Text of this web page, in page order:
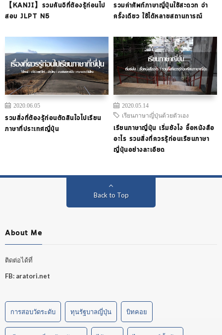
【KANJI】รวมคันจิที่ต้องรู้ก่อนไป
สอบ JLPT N5
รวมคำศัพท์ภาษาญี่ปุ่นใช้สะดวก จำ
ครั้งเดียว ใช้ได้หลายสถานการณ์
2020.06.05
รวมสิ่งที่ต้องรู้ก่อนตัดสินใจไปเรียน
ภาษาที่ประเทศญี่ปุ่น
2020.05.14
เรียนภาษาญี่ปุ่นด้วยตัวเอง
เรียนภาษาญี่ปุ่น เริ่มยังไง ซื้อหนังสือ
อะไร รวมสิ่งที่ควรรู้ก่อนเรียนภาษา
ญี่ปุ่นอย่างละเอียด
Back to Top
About Me
ติดต่อได้ที่
FB: aratori.net
การสอบวัดระดับ ทุนรัฐบาลญี่ปุ่น บิทคอย